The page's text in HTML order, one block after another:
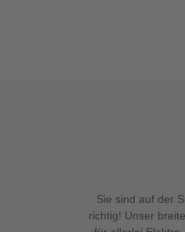
Sie sind auf der
richtig! Unser